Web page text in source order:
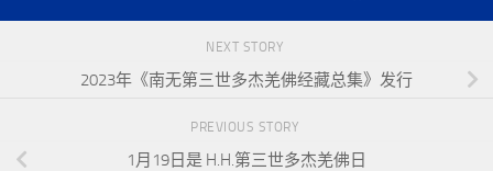
NEXT STORY
2023年《南无第三世多杰羌佛经藏总集》发行
PREVIOUS STORY
1月19日是 H.H.第三世多杰羌佛日